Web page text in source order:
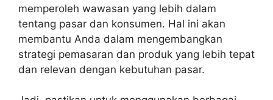
memperoleh wawasan yang lebih dalam
tentang pasar dan konsumen. Hal ini akan
membantu Anda dalam mengembangkan
strategi pemasaran dan produk yang lebih tepat
dan relevan dengan kebutuhan pasar.